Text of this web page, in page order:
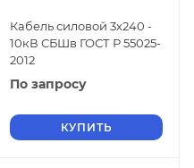
Кабель силовой 3х240 -
10кВ СБШв ГОСТ Р 55025-
2012
По запросу
КУПИТЬ